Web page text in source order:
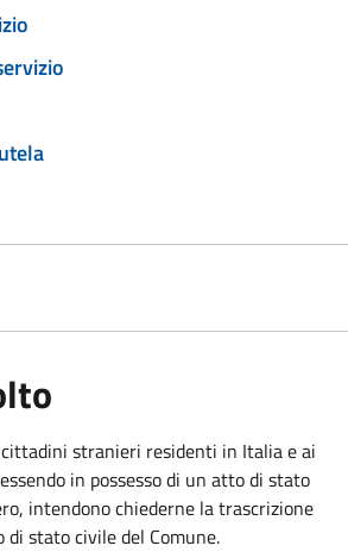
stranieri residenti in Italia e ai
in possesso di un atto di stato
intendono chiederne la trascrizione
stato civile del Comune.